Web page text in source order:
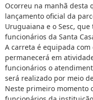
Ocorreu na manhã desta
lançamento oficial da
Uruguaiana e o Sesc,
funcionários da Santa
A carreta é equipada
permanecerá em
funcionários o
será realizado por meio
Neste primeiro momento